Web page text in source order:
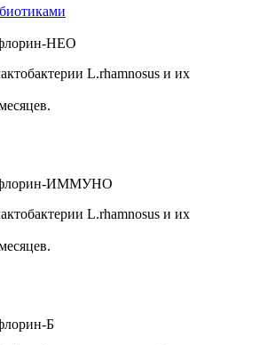
НЕО
L.rhamnosus и их
ИММУНО
L.rhamnosus и их
Б